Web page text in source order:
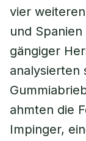
vier
und
gängiger
analysierten
ahmten die
Impinger,